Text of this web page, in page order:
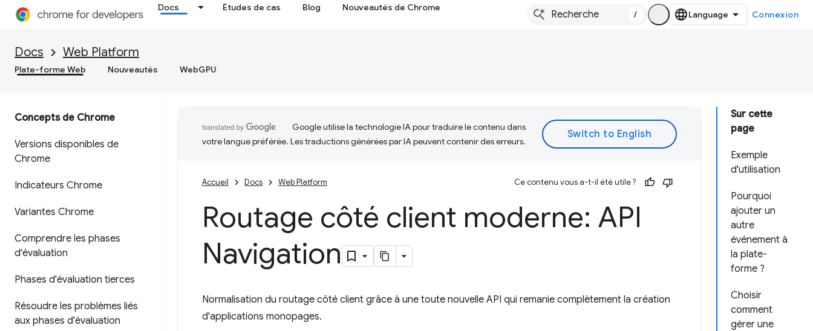
Docs Études de cas Blog Nouveautés de Chrome
/ Connexion
Docs Web Platform
Plate-forme Web Nouveautés WebGPU
Concepts de Chrome
Versions disponibles de
Chrome
Indicateurs Chrome
Variantes Chrome
Comprendre les phases
d'évaluation
Phases d'évaluation tierces
Résoudre les problèmes liés
aux phases d'évaluation
Sur cette
page
Exemple
d'utilisation
Pourquoi
ajouter un
autre
événement à
la plate-
forme ?
Choisir
comment
gérer une
Google utilise la technologie IA pour traduire le contenu dans
votre langue préférée. Les traductions générées par IA peuvent contenir des erreurs.
Accueil Docs Web Platform Ce contenu vous a-t-il été utile ?
Routage côté client moderne: API
Navigation
Normalisation du routage côté client grâce à une toute nouvelle API qui remanie complètement la création
d'applications monopages.